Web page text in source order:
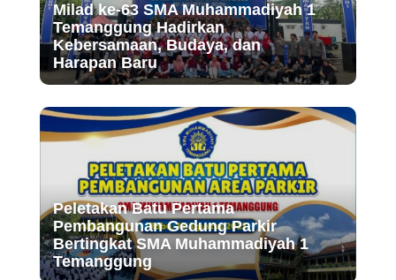
Milad ke-63 SMA Muhammadiyah 1
Temanggung Hadirkan
Kebersamaan, Budaya, dan
Harapan Baru
Peletakan Batu Pertama
Pembangunan Gedung Parkir
Bertingkat SMA Muhammadiyah 1
Temanggung